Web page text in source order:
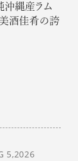
沖縄産ラム
酒佳肴の誇
5,2026